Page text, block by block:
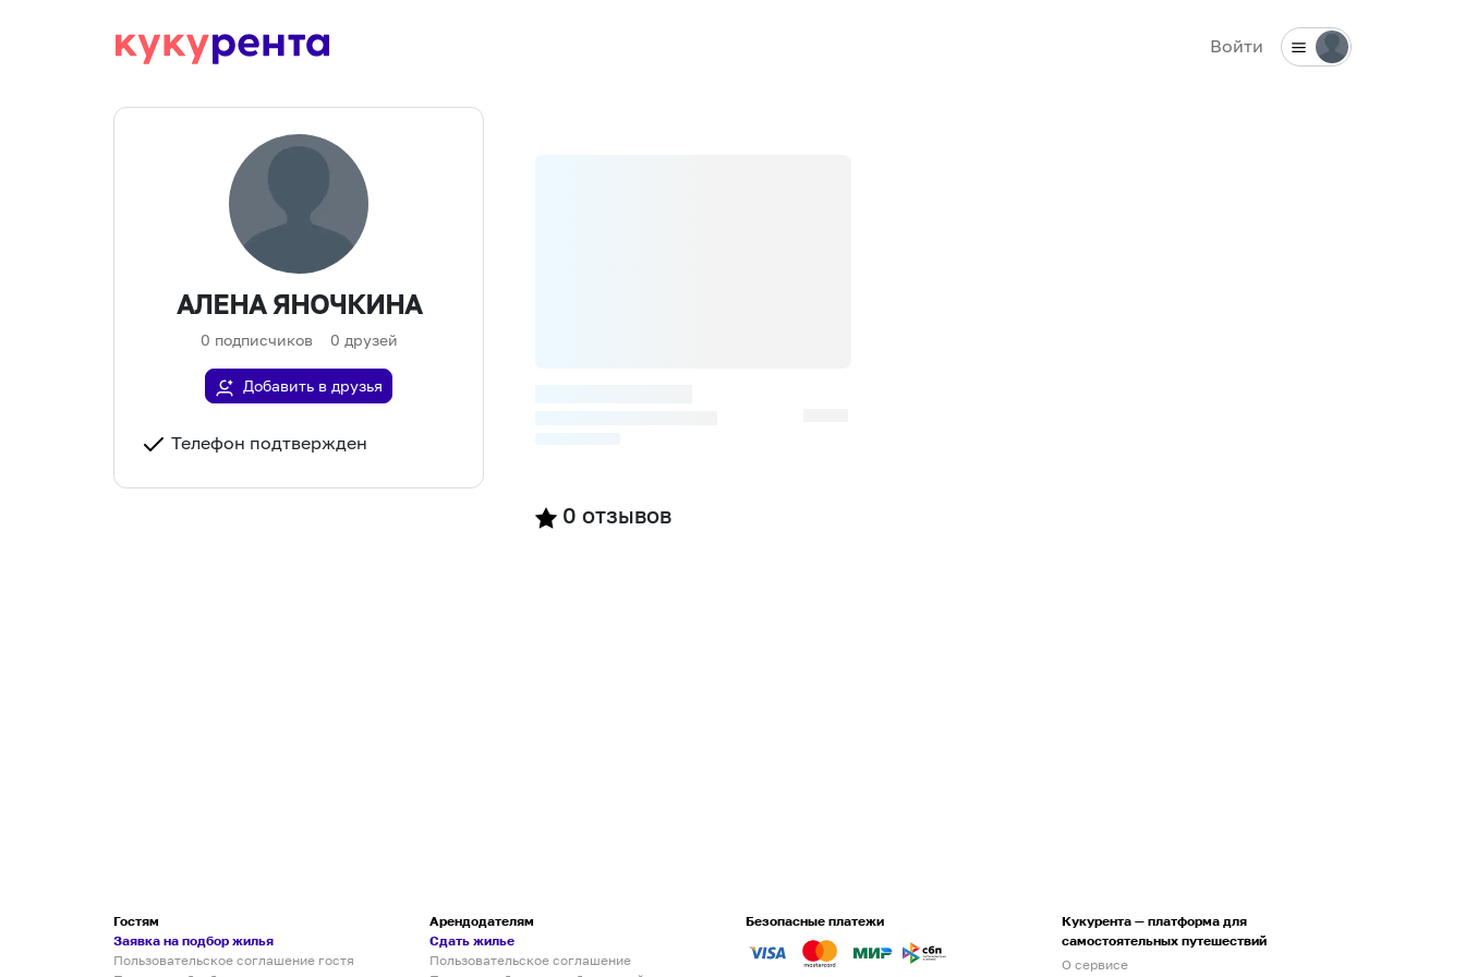
Войти
АЛЕНА ЯНОЧКИНА
0 подписчиков 0 друзей
Добавить в друзья
Телефон подтвержден
0 отзывов
Гостям
Заявка на подбор жилья
Пользовательское соглашение гостя
Арендодателям
Сдать жилье
Пользовательское соглашение
Безопасные платежи
Кукурента — платформа для
самостоятельных путешествий
О сервисе